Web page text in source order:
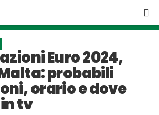
Euro 2024,
probabili
orario e dove
tv